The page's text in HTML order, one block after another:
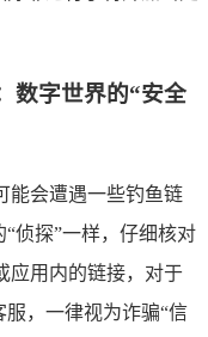
数字世界的“安全
能会遭遇一些钓鱼链
侦探”一样，仔细核对
应用内的链接，对于
，一律视为诈骗“信